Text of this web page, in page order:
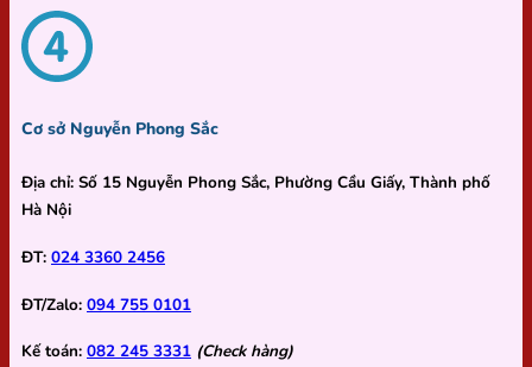
Cơ sở Nguyễn Phong Sắc
Địa chỉ: Số 15 Nguyễn Phong Sắc, Phường Cầu Giấy, Thành phố
Hà Nội
ĐT: 024 3360 2456
ĐT/Zalo: 094 755 0101
Kế toán: 082 245 3331 (Check hàng)